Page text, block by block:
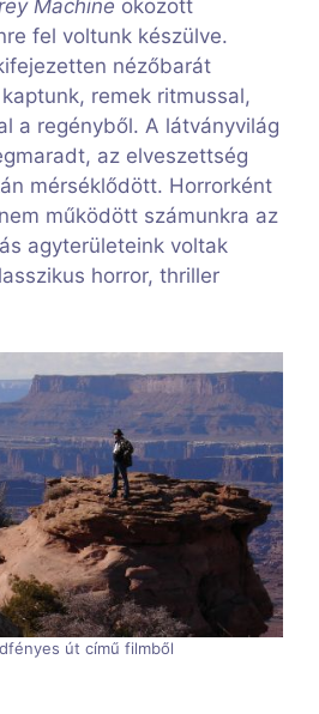
Machine okozott
fel voltunk készülve.
nézőbarát
remek ritmussal,
a regényből. A látványvilág
az elveszettség
mérséklődött. Horrorként
működött számunkra az
agyterületeink voltak
horror, thriller
út című filmből